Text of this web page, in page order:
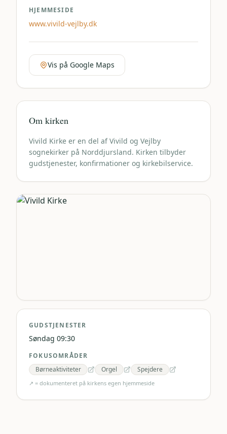
HJEMMESIDE
www.vivild-vejlby.dk
Vis på Google Maps
Om kirken
Vivild Kirke er en del af Vivild og Vejlby
sognekirker på Norddjursland. Kirken tilbyder
gudstjenester, konfirmationer og kirkebilservice.
GUDSTJENESTER
Søndag 09:30
FOKUSOMRÅDER
Børneaktiviteter
Orgel Spejdere
↗ = dokumenteret på kirkens egen hjemmeside